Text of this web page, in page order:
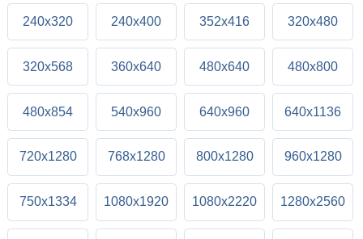
240x320 240x400 352x416 320x480
320x568 360x640 480x640 480x800
480x854 540x960 640x960 640x1136
720x1280 768x1280 800x1280 960x1280
750x1334 1080x1920 1080x2220 1280x2560